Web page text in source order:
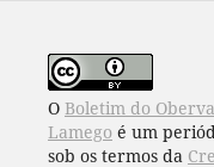
O Boletim do
Lamego é um
sob os termos da